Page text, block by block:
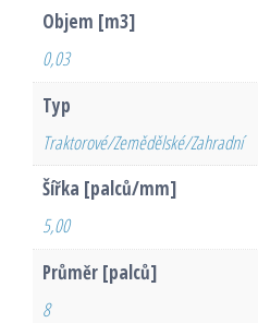
Objem [m3]
0,03
Typ
Traktorové/Zemědělské/Zahradní
Šířka [palců/mm]
5,00
Průměr [palců]
8